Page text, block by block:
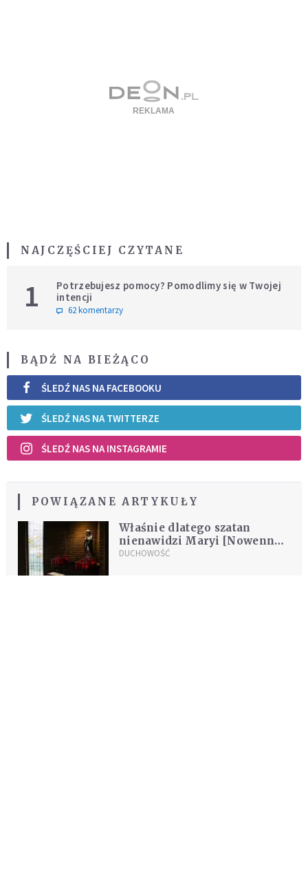
NAJCZĘŚCIEJ CZYTANE
1
Potrzebujesz pomocy? Pomodlimy się w Twojej
intencji
62 komentarzy
BĄDŹ NA BIEŻĄCO
ŚLEDŹ NAS NA FACEBOOKU
ŚLEDŹ NAS NA TWITTERZE
ŚLEDŹ NAS NA INSTAGRAMIE
POWIĄZANE ARTYKUŁY
Właśnie dlatego szatan
nienawidzi Maryi [Nowenna
PEŁNA ŁASKI - dzień
DUCHOWOŚĆ